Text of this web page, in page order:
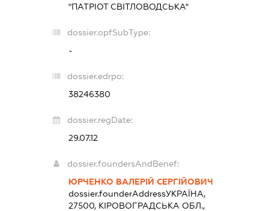
"ПАТРІОТ СВІТЛОВОДСЬКА"
dossier.opfSubType:
-
dossier.edrpo:
38246380
dossier.regDate:
29.07.12
dossier.foundersAndBenef:
ЮРЧЕНКО ВАЛЕРІЙ СЕРГІЙОВИЧ
dossier.founderAddressУКРАЇНА,
27500, КІРОВОГРАДСЬКА ОБЛ.,